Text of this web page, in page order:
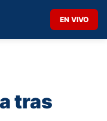
EN VIVO
tras